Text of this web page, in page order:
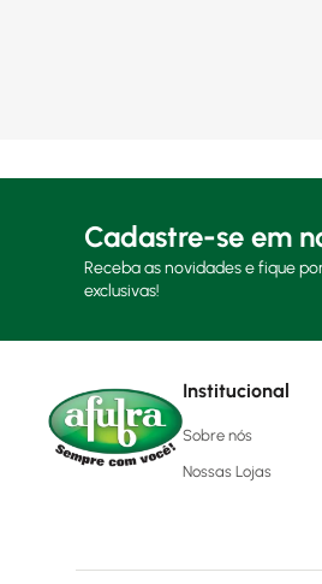
Cadastre-se em
Receba as novidades e fique
exclusivas!
Institucional
Sobre nós
Nossas Lojas